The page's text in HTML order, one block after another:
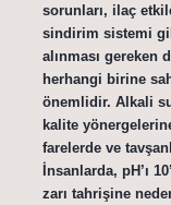
sorunları, ilaç
sindirim sistemi
alınması gereken
herhangi birine
önemlidir. Alkali
kalite
farelerde ve
İnsanlarda, pH’ı
zarı tahrişine